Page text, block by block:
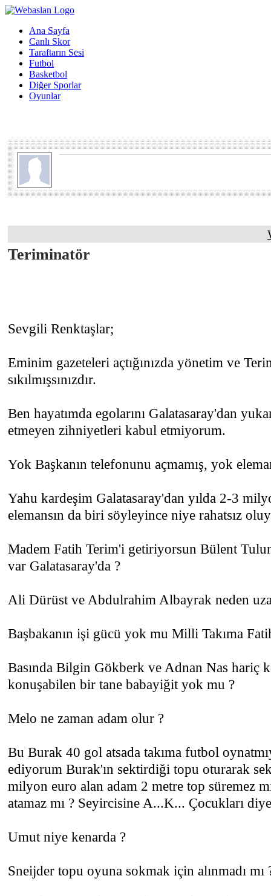
Ana Sayfa
Canlı Skor
Taraftarın Sesi
Futbol
Basketbol
Diğer Sporlar
Oyunlar
Teriminatör
Sevgili Renktaşlar;
Eminim gazeteleri açtığınızda yönetim ve
sıkılmışsınızdır.
Ben hayatımda egolarını Galatasaray'dan
etmeyen zihniyetleri kabul etmiyorum.
Yok Başkanın telefonunu açmamış, yok
Yahu kardeşim Galatasaray'dan yılda 2-3
elemansın da biri söyleyince niye rahatsız
Madem Fatih Terim'i getiriyorsun Bülent
var Galatasaray'da ?
Ali Dürüst ve Abdulrahim Albayrak neden
Başbakanın işi gücü yok mu Milli Takıma
Basında Bilgin Gökberk ve Adnan Nas hariç
konuşabilen bir tane babayiğit yok mu ?
Melo ne zaman adam olur ?
Bu Burak 40 gol atsada takıma futbol
ediyorum Burak'ın sektirdiği topu oturarak
milyon euro alan adam 2 metre top süremez
atamaz mı ? Seyircisine A...K... Çocukları
Umut niye kenarda ?
Sneijder topu oyuna sokmak için alınmadı